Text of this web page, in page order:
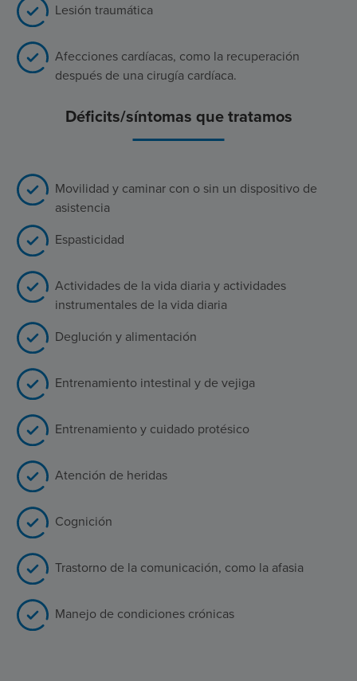
Lesión traumática
Afecciones cardíacas, como la recuperación
después de una cirugía cardíaca.
Déficits/síntomas que tratamos
Movilidad y caminar con o sin un dispositivo de
asistencia
Espasticidad
Actividades de la vida diaria y actividades
instrumentales de la vida diaria
Deglución y alimentación
Entrenamiento intestinal y de vejiga
Entrenamiento y cuidado protésico
Atención de heridas
Cognición
Trastorno de la comunicación, como la afasia
Manejo de condiciones crónicas